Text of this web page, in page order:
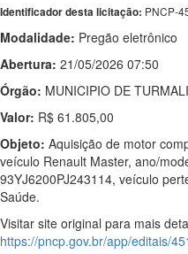
Identificador desta licitação: PNCP-
Modalidade: Pregão eletrônico
Abertura: 21/05/2026 07:50
Órgão: MUNICIPIO DE
Valor: R$ 61.805,00
Objeto: Aquisição de motor
veículo Renault Master, ano/
93YJ6200PJ243114, veículo
Saúde.
Visitar site original para mais
https://pncp.gov.br/app/editais/